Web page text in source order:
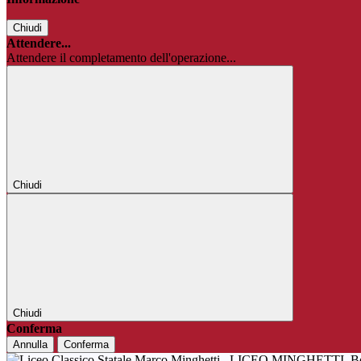
Chiudi
Attendere...
Attendere il completamento dell'operazione...
Chiudi
Chiudi
Conferma
Annulla Conferma